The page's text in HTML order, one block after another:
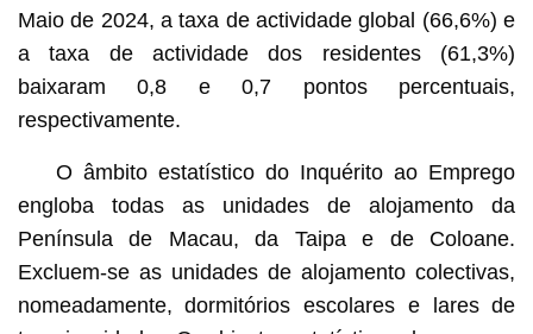
Maio de 2024, a taxa de actividade global (66,6%) e
a taxa de actividade dos residentes (61,3%)
baixaram 0,8 e 0,7 pontos percentuais,
respectivamente.
O âmbito estatístico do Inquérito ao Emprego
engloba todas as unidades de alojamento da
Península de Macau, da Taipa e de Coloane.
Excluem-se as unidades de alojamento colectivas,
nomeadamente, dormitórios escolares e lares de